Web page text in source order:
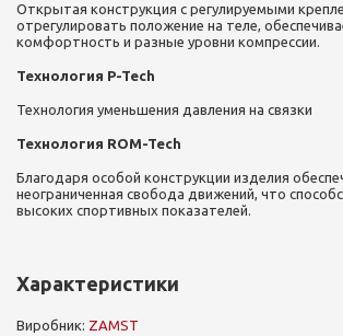
Открытая конструкция с регулируемыми
отрегулировать положение на теле,
комфортность и разные уровни компрессии.
Технология P-Tech
Технология уменьшения давления на связки
Технология ROM-Tech
Благодаря особой конструкции изделия
неограниченная свобода движений, что
высоких спортивных показателей.
Характеристики
Виробник: ZAMST